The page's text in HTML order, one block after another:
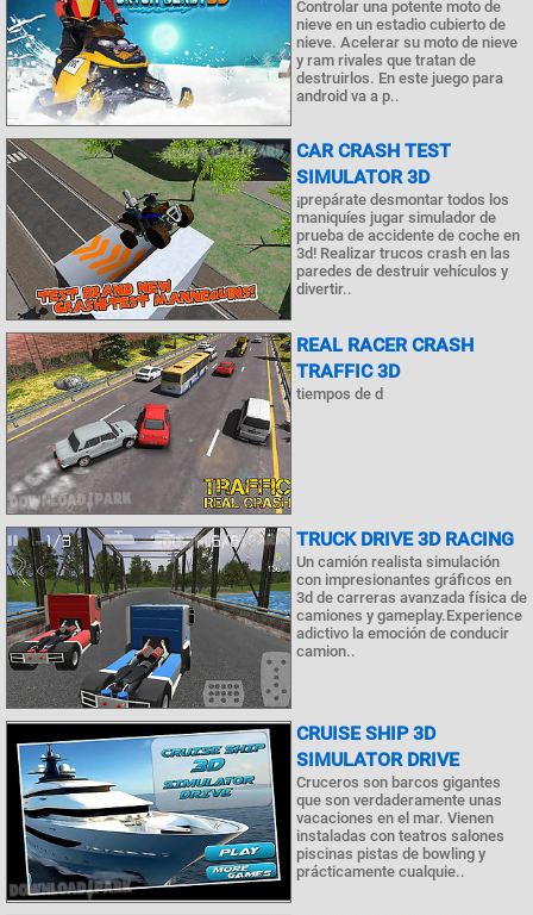
Controlar una potente moto de
nieve en un estadio cubierto de
nieve. Acelerar su moto de nieve
y ram rivales que tratan de
destruirlos. En este juego para
android va a p..
CAR CRASH TEST
SIMULATOR 3D
¡prepárate desmontar todos los
maniquíes jugar simulador de
prueba de accidente de coche en
3d! Realizar trucos crash en las
paredes de destruir vehículos y
divertir..
REAL RACER CRASH
TRAFFIC 3D
tiempos de d
TRUCK DRIVE 3D RACING
Un camión realista simulación
con impresionantes gráficos en
3d de carreras avanzada física de
camiones y gameplay.Experience
adictivo la emoción de conducir
camion..
CRUISE SHIP 3D
SIMULATOR DRIVE
Cruceros son barcos gigantes
que son verdaderamente unas
vacaciones en el mar. Vienen
instaladas con teatros salones
piscinas pistas de bowling y
prácticamente cualquie..